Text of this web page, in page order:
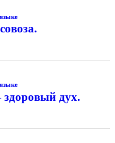
дух.